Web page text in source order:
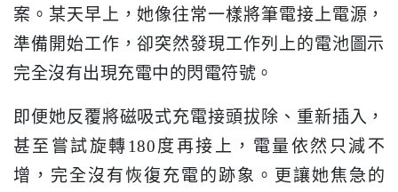
案。某天早上，她像往常一樣將筆電接上電源，
準備開始工作，卻突然發現工作列上的電池圖示
完全沒有出現充電中的閃電符號。
即便她反覆將磁吸式充電接頭拔除、重新插入，
甚至嘗試旋轉180度再接上，電量依然只減不
增，完全沒有恢復充電的跡象。更讓她焦急的